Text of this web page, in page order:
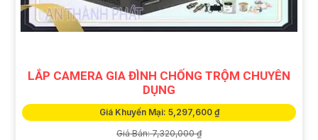
LẮP CAMERA GIA ĐÌNH CHỐNG TRỘM CHUYÊN
DỤNG
Giá Khuyến Mại: 5,297,600 ₫
Giá Bán: 7,320,000 ₫